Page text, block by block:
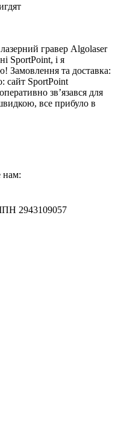
гравер Algolaser
SportPoint, і я
Замовлення та доставка:
сайт SportPoint
зв’язався для
все прибуло в
нам:
2943109057